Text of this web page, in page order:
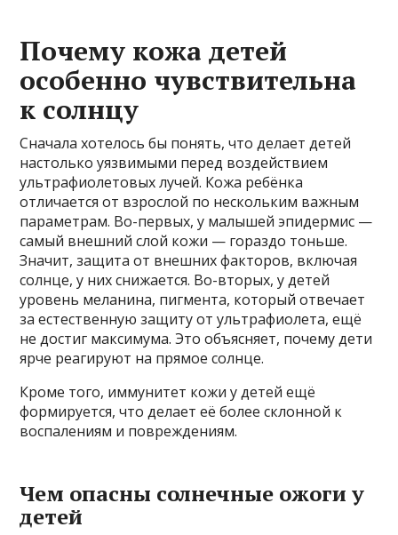
Почему кожа детей
особенно чувствительна
к солнцу
Сначала хотелось бы понять, что делает детей
настолько уязвимыми перед воздействием
ультрафиолетовых лучей. Кожа ребёнка
отличается от взрослой по нескольким важным
параметрам. Во-первых, у малышей эпидермис —
самый внешний слой кожи — гораздо тоньше.
Значит, защита от внешних факторов, включая
солнце, у них снижается. Во-вторых, у детей
уровень меланина, пигмента, который отвечает
за естественную защиту от ультрафиолета, ещё
не достиг максимума. Это объясняет, почему дети
ярче реагируют на прямое солнце.
Кроме того, иммунитет кожи у детей ещё
формируется, что делает её более склонной к
воспалениям и повреждениям.
Чем опасны солнечные ожоги у
детей